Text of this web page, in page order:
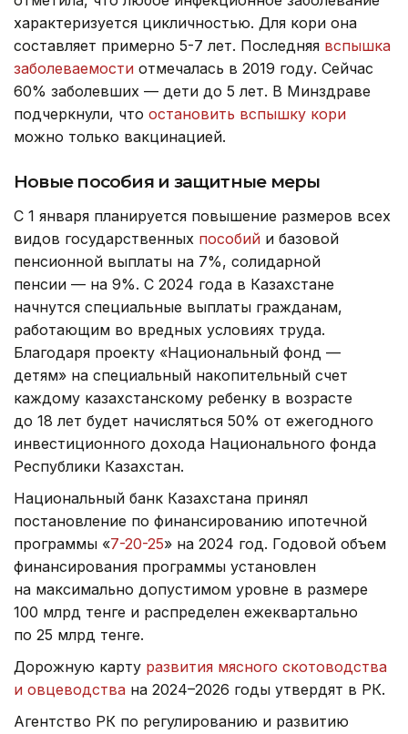
характеризуется цикличностью. Для кори она
составляет примерно 5-7 лет. Последняя вспышка
заболеваемости отмечалась в 2019 году. Сейчас
60% заболевших — дети до 5 лет. В Минздраве
подчеркнули, что остановить вспышку кори
можно только вакцинацией.
Новые пособия и защитные меры
С 1 января планируется повышение размеров всех
видов государственных пособий и базовой
пенсионной выплаты на 7%, солидарной
пенсии — на 9%. С 2024 года в Казахстане
начнутся специальные выплаты гражданам,
работающим во вредных условиях труда.
Благодаря проекту «Национальный фонд —
детям» на специальный накопительный счет
каждому казахстанскому ребенку в возрасте
до 18 лет будет начисляться 50% от ежегодного
инвестиционного дохода Национального фонда
Республики Казахстан.
Национальный банк Казахстана принял
постановление по финансированию ипотечной
программы «7-20-25» на 2024 год. Годовой объем
финансирования программы установлен
на максимально допустимом уровне в размере
100 млрд тенге и распределен ежеквартально
по 25 млрд тенге.
Дорожную карту развития мясного скотоводства
и овцеводства на 2024–2026 годы утвердят в РК.
Агентство РК по регулированию и развитию